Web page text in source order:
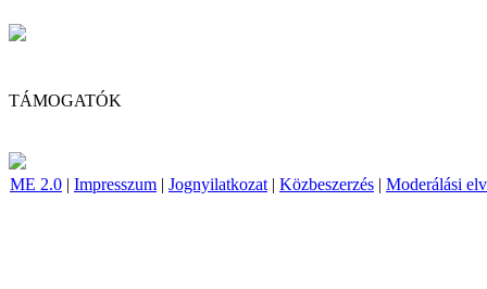
TÁMOGATÓK
ME 2.0 | Impresszum | Jognyilatkozat | Közbeszerzés | Moderálási